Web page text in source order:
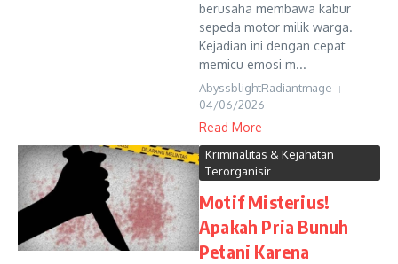
berusaha membawa kabur
sepeda motor milik warga.
Kejadian ini dengan cepat
memicu emosi m...
AbyssblightRadiantmage
04/06/2026
Read More
Kriminalitas & Kejahatan
Terorganisir
Motif Misterius!
Apakah Pria Bunuh
Petani Karena